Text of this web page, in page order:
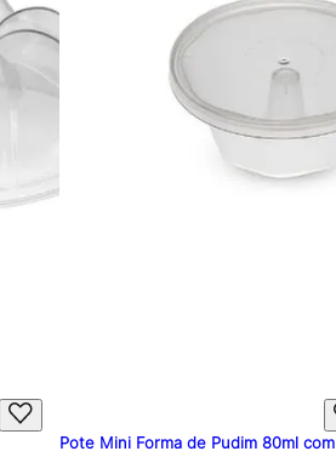
Pote Mini Forma de Pudim 80ml com